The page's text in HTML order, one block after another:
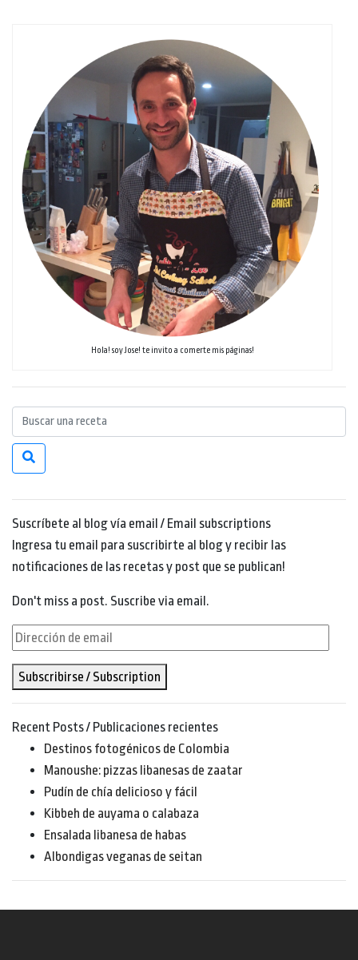
Hola! soy Jose! te invito a comerte mis páginas!
Suscríbete al blog vía email / Email subscriptions
Ingresa tu email para suscribirte al blog y recibir las
notificaciones de las recetas y post que se publican!
Don't miss a post. Suscribe via email.
Dirección
de
email
Subscribirse / Subscription
Recent Posts / Publicaciones recientes
Destinos fotogénicos de Colombia
Manoushe: pizzas libanesas de zaatar
Pudín de chía delicioso y fácil
Kibbeh de auyama o calabaza
Ensalada libanesa de habas
Albondigas veganas de seitan